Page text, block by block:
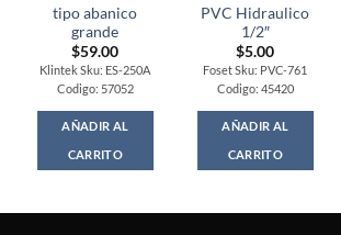
tipo abanico
grande
$59.00
Klintek Sku: ES-250A
Codigo: 57052
AÑADIR AL
CARRITO
PVC Hidraulico
1/2″
$5.00
Foset Sku: PVC-761
Codigo: 45420
AÑADIR AL
CARRITO